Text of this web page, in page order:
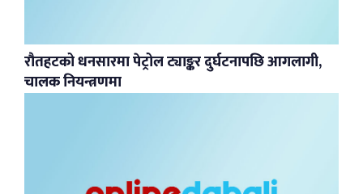
रौतहटको धनसारमा पेट्रोल ट्याङ्कर दुर्घटनापछि आगलागी,
चालक नियन्त्रणमा